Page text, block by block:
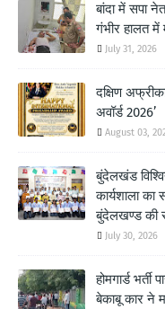
बांदा में सपा
गंभीर हालत
July 31, 2026
दक्षिण
अवॉर्ड 2026’
August 03,
बुंदेलखंड
कार्यशाला
बुंदेलखण्ड की
July 30, 2026
होमगार्ड
बेकाबू कार ने